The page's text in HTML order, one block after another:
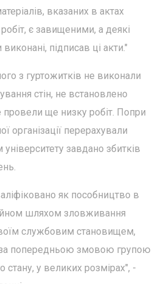
вказаних в актах
є завищеними, а деякі
підписав ці акти."
з гуртожитків не виконали
стін, не встановлено
провели ще низку робіт. Попри
організації перерахували
завдано збитків
як пособництво в
шляхом зловживання
службовим становищем,
попередньою змовою групою
стану, у великих розмірах", -